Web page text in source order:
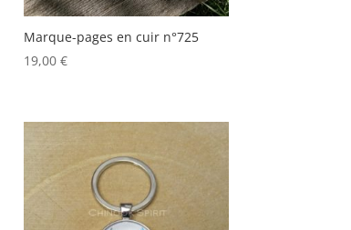
Marque-pages en cuir n°725
19,00€